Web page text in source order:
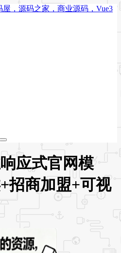
应式官网模
招商加盟+可视